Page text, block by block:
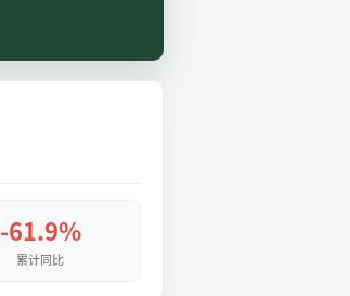
-61.9%
累计同比